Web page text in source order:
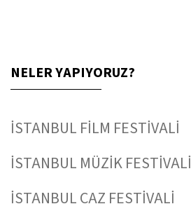
NELER YAPIYORUZ?
İSTANBUL FİLM FESTİVALİ
İSTANBUL MÜZİK FESTİVALİ
İSTANBUL CAZ FESTİVALİ